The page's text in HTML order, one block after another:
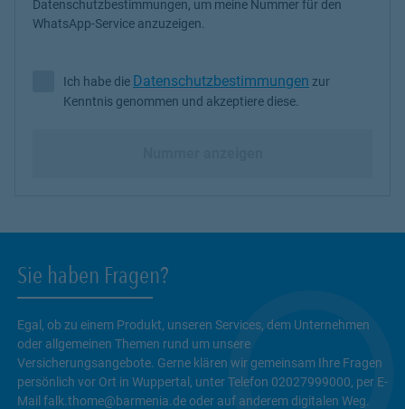
Datenschutzbestimmungen, um meine Nummer für den
WhatsApp-Service anzuzeigen.
Ich habe die Datenschutzbestimmungen zur Kenntnis
Ich habe die Datenschutzbestimmungen zur
Kenntnis genommen und akzeptiere diese.
Sie haben Fragen?
Egal, ob zu einem Produkt, unseren Services, dem Unternehmen
oder allgemeinen Themen rund um unsere
Versicherungsangebote. Gerne klären wir gemeinsam Ihre Fragen
persönlich vor Ort in Wuppertal, unter Telefon 02027999000, per E-
Mail falk.thome@barmenia.de oder auf anderem digitalen Weg.